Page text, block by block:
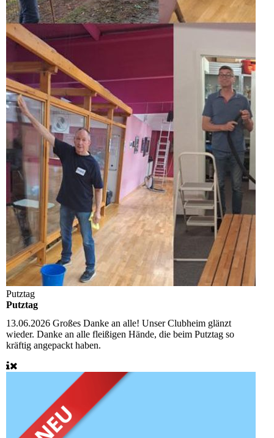
Putztag
Putztag
13.06.2026 Großes Danke an alle! Unser Clubheim glänzt
wieder. Danke an alle fleißigen Hände, die beim Putztag so
kräftig angepackt haben.